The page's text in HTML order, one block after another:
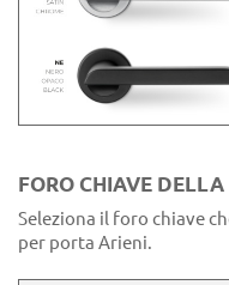
FORO CHIAVE
Seleziona il foro chiave
per porta Arieni.